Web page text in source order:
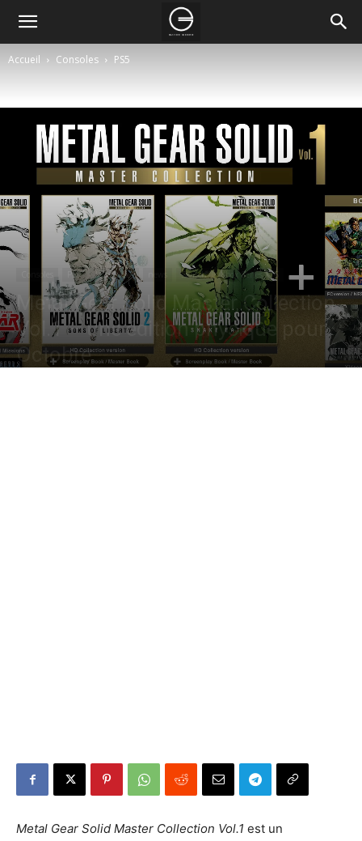
Accueil Consoles PS5
PS5 Jeux Video Switch Xbox Series X|S
Metal Gear Solid Master Collection
Vol.1 – une édition physique pour
Octobre
Metal Gear Solid Master Collection Vol.1 est un